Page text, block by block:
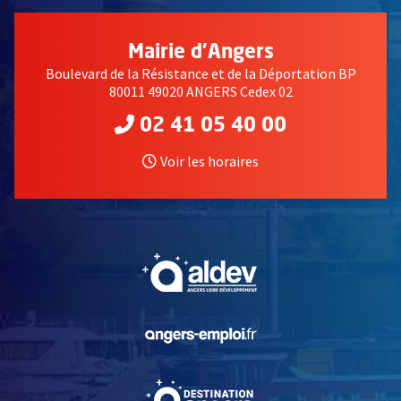
Mairie d'Angers
Boulevard de la Résistance et de la Déportation BP
80011 49020 ANGERS Cedex 02
02 41 05 40 00
Voir les horaires
, Ouvre une nouvelle